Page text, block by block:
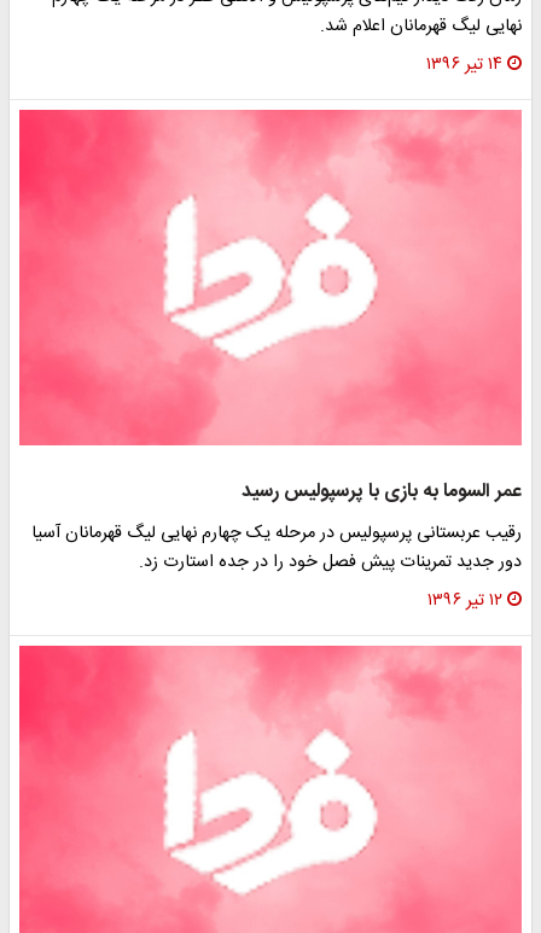
نهایی لیگ قهرمانان اعلام شد.
۱۴ تیر ۱۳۹۶
عمر السوما به بازی با پرسپولیس رسید
رقیب عربستانی پرسپولیس در مرحله یک چهارم نهایی لیگ قهرمانان آسیا
دور جدید تمرینات پیش فصل خود را در جده استارت زد.
۱۲ تیر ۱۳۹۶